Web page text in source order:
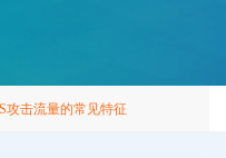
攻击流量的常见特征